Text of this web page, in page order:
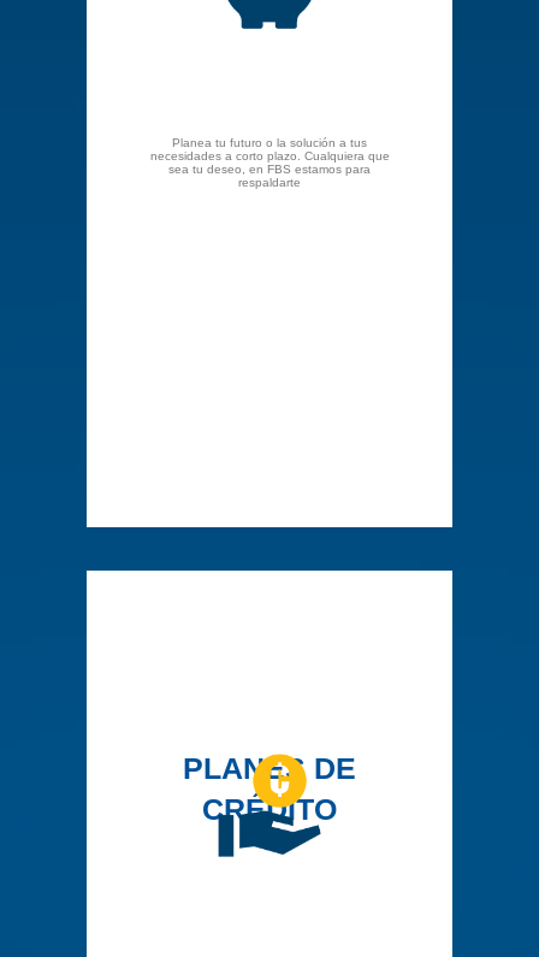
Planea tu futuro o la solución a tus
necesidades a corto plazo. Cualquiera que
sea tu deseo, en FBS estamos para
respaldarte
PLANES DE
CRÉDITO